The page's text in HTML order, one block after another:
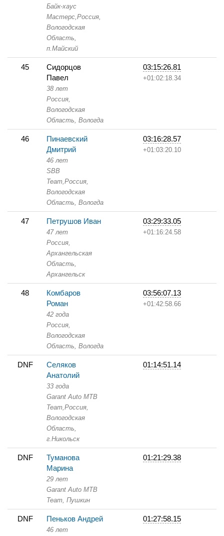
Байк-хаус
Мастерс,Россия,
Вологодская
Область,
п.Майский
45
Сидорцов
Павел
38 лет
Россия,
Вологодская
Область, Вологда
03:15:26.81
+01:02:18.34
46
Пинаевский
Дмитрий
46 лет
SBB
Team,Россия,
Вологодская
Область, Вологда
03:16:28.57
+01:03:20.10
47 Петрушов Иван
47 лет
Россия,
Архангельская
Область,
Архангельск
03:29:33.05
+01:16:24.58
48
Комбаров
Роман
42 года
Россия,
Вологодская
Область, Вологда
03:56:07.13
+01:42:58.66
DNF
Селяков
Анатолий
33 года
Garant Auto MTB
Team,Россия,
Вологодская
Область,
г.Никольск
01:14:51.14
DNF
Туманова
Марина
29 лет
Garant Auto MTB
Team, Пушкин
01:21:29.38
DNF Пеньков Андрей
46 лет
01:27:58.15